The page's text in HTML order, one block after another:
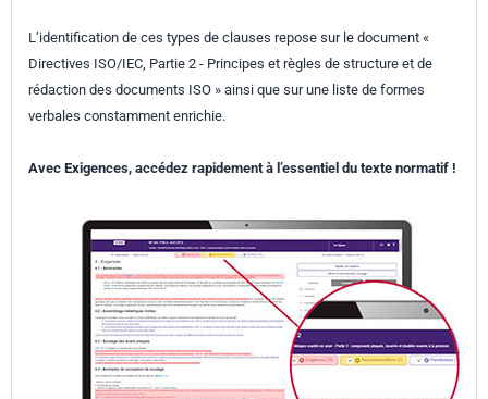
L’identification de ces types de clauses repose sur le document «
Directives ISO/IEC, Partie 2 - Principes et règles de structure et de
rédaction des documents ISO » ainsi que sur une liste de formes
verbales constamment enrichie.
Avec Exigences, accédez rapidement à l’essentiel du texte normatif !